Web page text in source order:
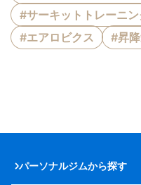
#サーキットトレーニ
#エアロビクス
#昇
パーソナルジムから探す